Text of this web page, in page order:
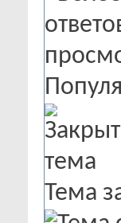
Тема